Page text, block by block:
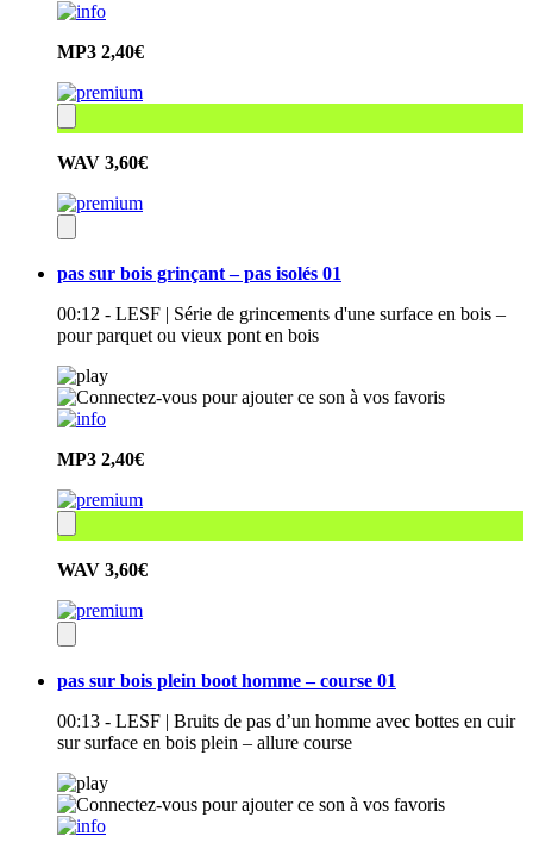
MP3 2,40€
WAV 3,60€
pas sur bois grinçant – pas isolés 01
00:12 - LESF | Série de grincements d'une surface en bois –
pour parquet ou vieux pont en bois
MP3 2,40€
WAV 3,60€
pas sur bois plein boot homme – course 01
00:13 - LESF | Bruits de pas d’un homme avec bottes en cuir
sur surface en bois plein – allure course